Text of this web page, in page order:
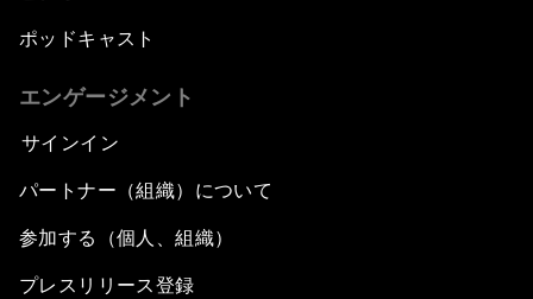
ポッドキャスト
エンゲージメント
サインイン
パートナー（組織）について
参加する（個人、組織）
プレスリリース登録